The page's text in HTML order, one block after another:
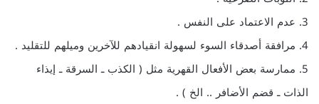
3. عدم الاعتماد على النفس .
4. مرافقة أصدقاء السوء لسهولة انقيادهم للآخرين وميلهم للتقليد .
5. ممارسة بعض الأفعال القهرية مثل ( الكذب ـ السرقة ـ إيذاء
الذات ـ قضم الأضافر .. الخ ) .